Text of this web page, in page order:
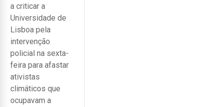
a criticar a
Universidade de
Lisboa pela
intervenção
policial na sexta-
feira para afastar
ativistas
climáticos que
ocupavam a